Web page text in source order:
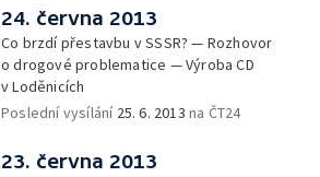
24. června 2013
Co brzdí přestavbu v SSSR? — Rozhovor
o drogové problematice — Výroba CD
v Loděnicích
Poslední vysílání 25. 6. 2013 na ČT24
23. června 2013